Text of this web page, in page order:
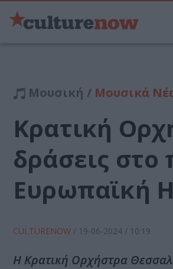
Μουσική / Μουσικά
Κρατική
δράσεις
Ευρωπαϊκή
CULTURENOW / 19-06-2024 / 10:19
Η Κρατική Ορχήστρα